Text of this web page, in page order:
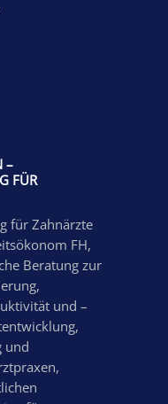
–
FÜR
für Zahnärzte
FH,
Beratung zur
und –
und